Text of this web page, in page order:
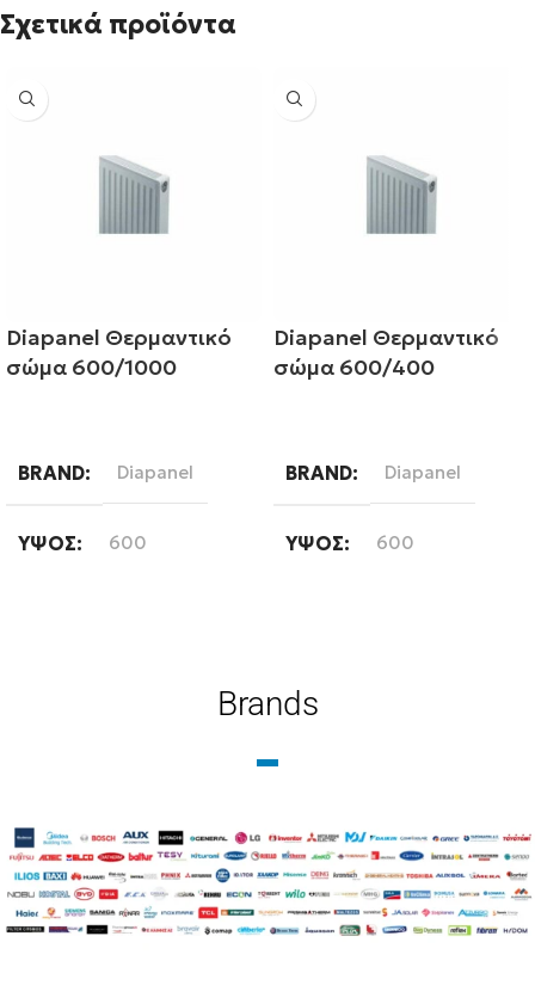
Σχετικά προϊόντα
Diapanel Θερμαντικό
σώμα 600/1000
BRAND Diapanel
ΎΨΟΣ 600
Δίστηλο ,Μονόστηλο ,
Τρίστηλο
Diapanel Θερμαντικό
σώμα 600/400
BRAND Diapanel
ΎΨΟΣ 600
Δίστηλο ,Μονόστηλο ,
Τρίστηλο
Brands